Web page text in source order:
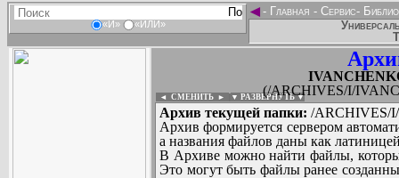
«И» «ИЛИ»
◄- Главная - Сервис-
(/ARCHIVES/I/
◄ СМЕНИТЬ ► ▼ РАЗВЕРНУТЬ ▼
Архив текущей папки: /ARCHIVES/
Архив формируется сервером
а названия файлов даны как
В Архиве можно найти файлы,
Это могут быть файлы ранее